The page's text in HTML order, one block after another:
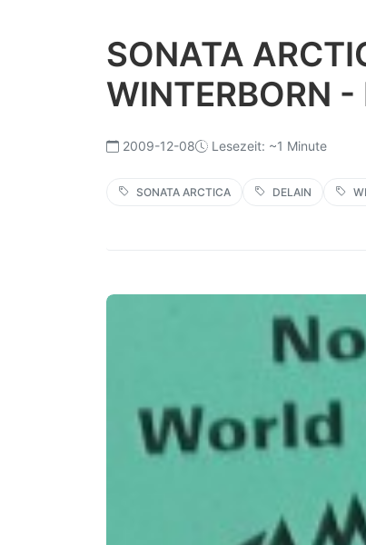
SONATA
WINTERBORN
2009-12-08 Lesezeit: ~1 Minute
SONATA ARCTICA DELAIN